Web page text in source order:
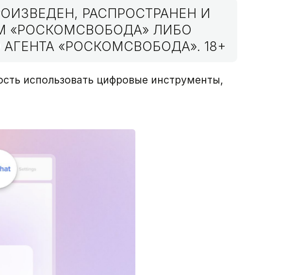
РАСПРОСТРАНЕН И
«РОСКОМСВОБОДА» ЛИБО
«РОСКОМСВОБОДА». 18+
использовать цифровые инструменты,